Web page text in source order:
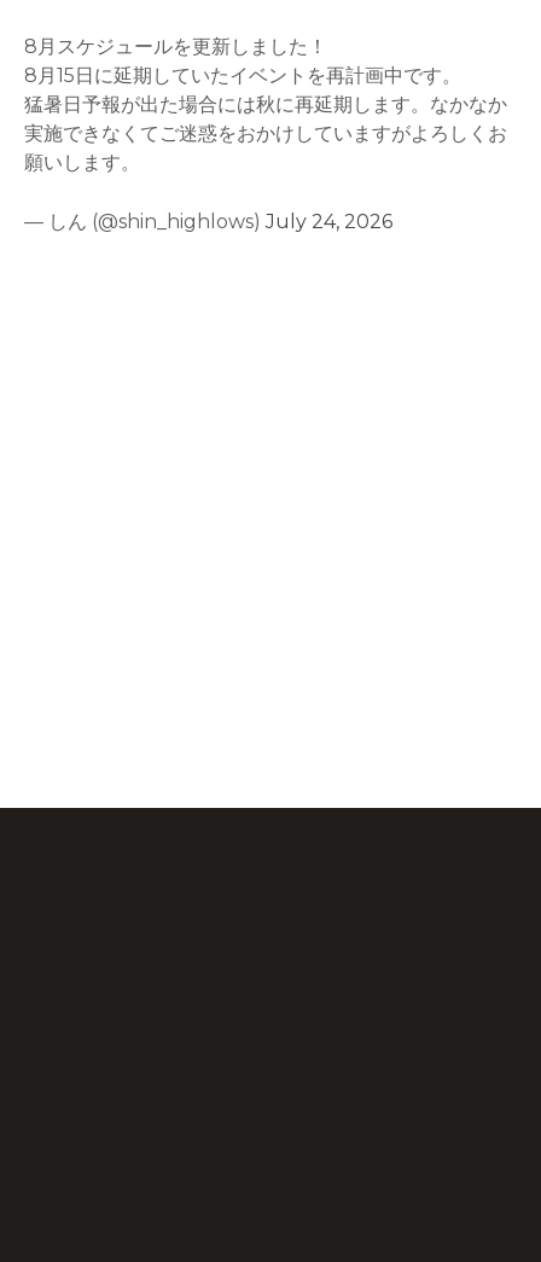
8月スケジュールを更新しました！
8月15日に延期していたイベントを再計画中です。
猛暑日予報が出た場合には秋に再延期します。なかなか
実施できなくてご迷惑をおかけしていますがよろしくお
願いします。
— しん (@shin_highlows)July 24, 2026